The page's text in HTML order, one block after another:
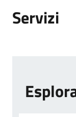
Servizi